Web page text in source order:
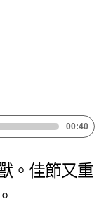
00:40
。佳節又重